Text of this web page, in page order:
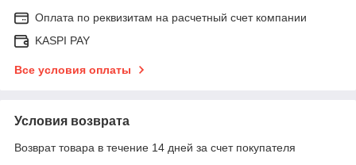
Оплата по реквизитам на расчетный счет компании
KASPI PAY
Все условия оплаты
Условия возврата
Возврат товара в течение 14 дней за счет покупателя